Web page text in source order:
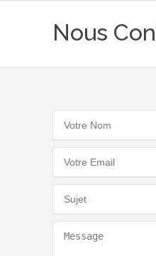
Nous